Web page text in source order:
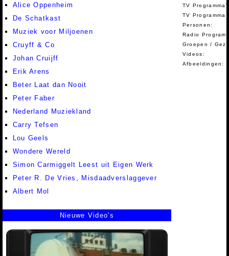
Alice Oppenheim
De Schatkast
Muziek voor Miljoenen
Cruyff & Co
Johan Cruijff
Erik Arens
Beter Laat dan Nooit
Peter Faber
Nederland Muziekland
Carry Tefsen
Lou Geels
Wondere Wereld
Simon Carmiggelt Leest uit Eigen Werk
Peter R. De Vries, Misdaadverslaggever
Albert Mol
TV
TV Programma
Personen:
Radio
Groepen /
Videos:
Afbeeldingen:
Nieuwe Video's